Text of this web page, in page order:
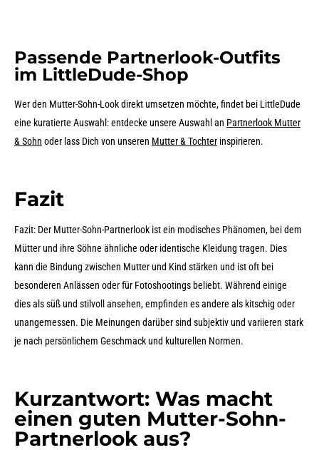
Passende Partnerlook-Outfits
im LittleDude-Shop
Wer den Mutter-Sohn-Look direkt umsetzen möchte, findet bei LittleDude
eine kuratierte Auswahl: entdecke unsere Auswahl an Partnerlook Mutter
& Sohn oder lass Dich von unseren Mutter & Tochter inspirieren.
Fazit
Fazit: Der Mutter-Sohn-Partnerlook ist ein modisches Phänomen, bei dem
Mütter und ihre Söhne ähnliche oder identische Kleidung tragen. Dies
kann die Bindung zwischen Mutter und Kind stärken und ist oft bei
besonderen Anlässen oder für Fotoshootings beliebt. Während einige
dies als süß und stilvoll ansehen, empfinden es andere als kitschig oder
unangemessen. Die Meinungen darüber sind subjektiv und variieren stark
je nach persönlichem Geschmack und kulturellen Normen.
Kurzantwort: Was macht
einen guten Mutter-Sohn-
Partnerlook aus?